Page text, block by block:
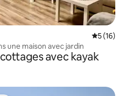
5 (16)
une maison avec jardin
avec kayak